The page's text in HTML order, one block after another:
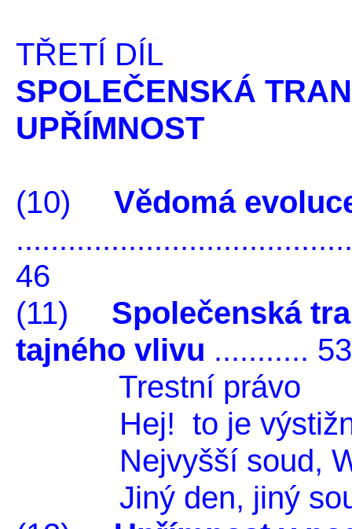
TŘETÍ DÍL
SPOLEČENSKÁ
UPŘÍMNOST
(10) Vědomá
46
(11) Společenská
tajného vlivu ........... 53
Trestní právo
Hej! to je
Nejvyšší soud,
Jiný den, jiný